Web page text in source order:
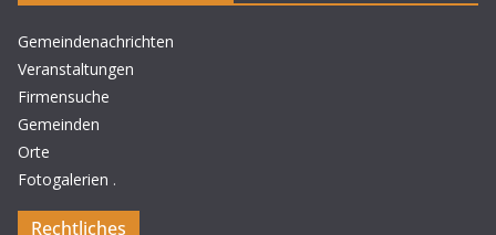
Gemeindenachrichten
Veranstaltungen
Firmensuche
Gemeinden
Orte
Fotogalerien .
Rechtliches